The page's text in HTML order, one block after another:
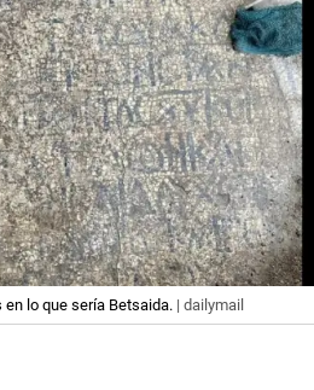
lo que sería Betsaida. | dailymail